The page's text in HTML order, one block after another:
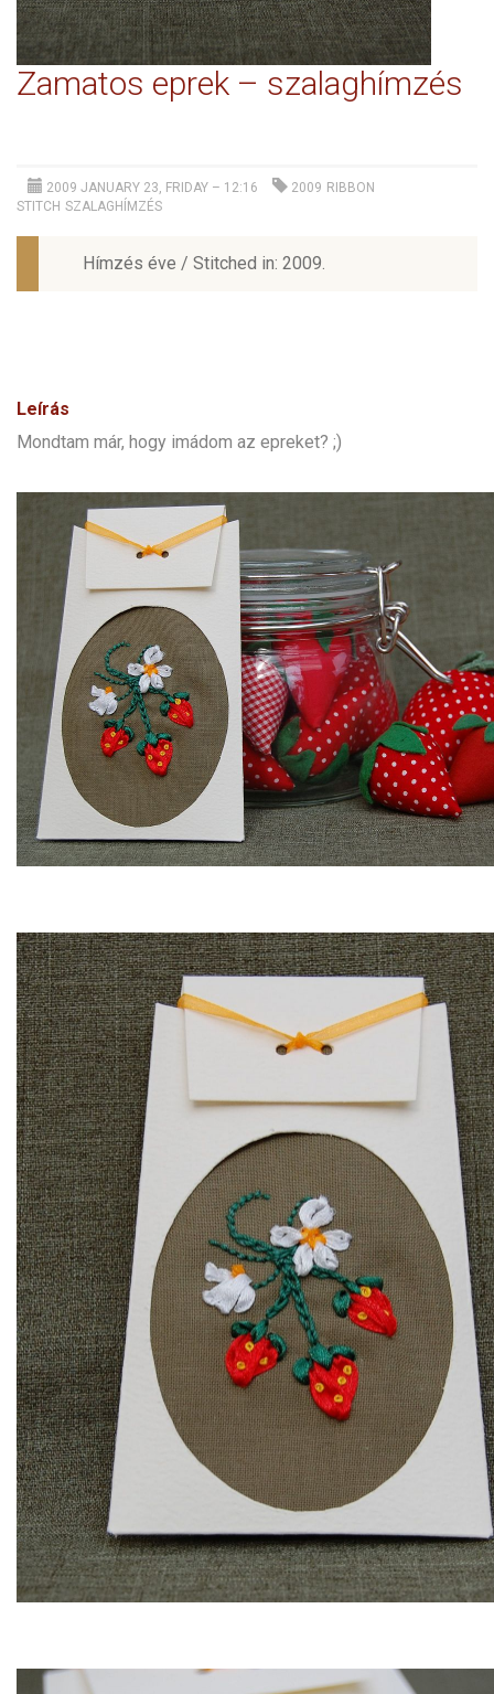
Zamatos eprek – szalaghímzés
2009 JANUARY 23, FRIDAY – 12:16 2009 RIBBON
STITCH SZALAGHÍMZÉS
Hímzés éve / Stitched in: 2009.
Leírás
Mondtam már, hogy imádom az epreket? ;)